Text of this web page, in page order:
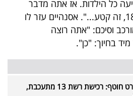
כל הילדות. אז אתה מדבר
הרבה, אתה בן 16, 17, 18, זה קטע...". אסנהיים עזר לו
וסיכם: "אתה רוצה
בחיוך: "כן".
אסף רפפורט חוטף: רכישת רשת 13 מתעכבת,